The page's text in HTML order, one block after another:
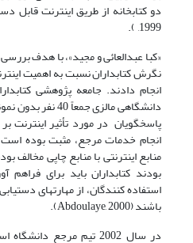
,1999 ).
«کبا عبدالعائی و مجید»، با هدف
نگرش کتابداران نسبت به اهمیت
دانشگاهی مالزی
پاسخگویان در مورد تأثیر اینترنت
انجام خدمات مرجع، مثبت بوده است.
منابع اینترنتی با منابع چاپی مخالف
بودند کتابداران باید برای
استفاده کنندگان، از مهارتهای
باشند (Abdoulaye, 2000).
در سال 2002 تیم مرجع